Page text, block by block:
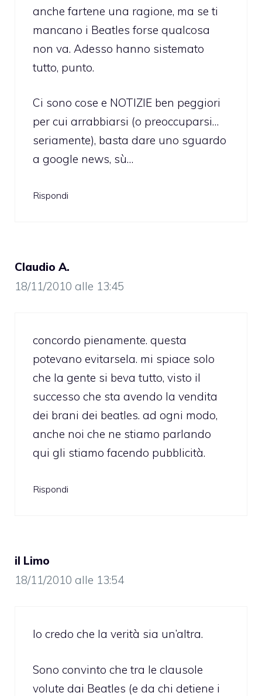
anche fartene una ragione, ma se ti
mancano i Beatles forse qualcosa
non va. Adesso hanno sistemato
tutto, punto.
Ci sono cose e NOTIZIE ben peggiori
per cui arrabbiarsi (o preoccuparsi…
seriamente), basta dare uno sguardo
a google news, sù…
Rispondi
Claudio A.
18/11/2010 alle 13:45
concordo pienamente. questa
potevano evitarsela. mi spiace solo
che la gente si beva tutto, visto il
successo che sta avendo la vendita
dei brani dei beatles. ad ogni modo,
anche noi che ne stiamo parlando
qui gli stiamo facendo pubblicità.
Rispondi
il Limo
18/11/2010 alle 13:54
Io credo che la verità sia un’altra.
Sono convinto che tra le clausole
volute dai Beatles (e da chi detiene i